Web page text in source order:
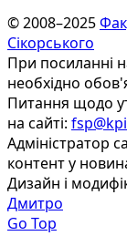
© 2008–2025
Сікорського
При посиланні
необхідно
Питання щодо
на сайті:
Адміністратор
контент у
Дизайн і
Дмитро
Go Top